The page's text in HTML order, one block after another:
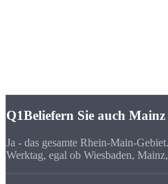
Q1Beliefern Sie auch
Ja - das gesamte Rhein-Main-
Werktag, egal ob Wiesbaden,